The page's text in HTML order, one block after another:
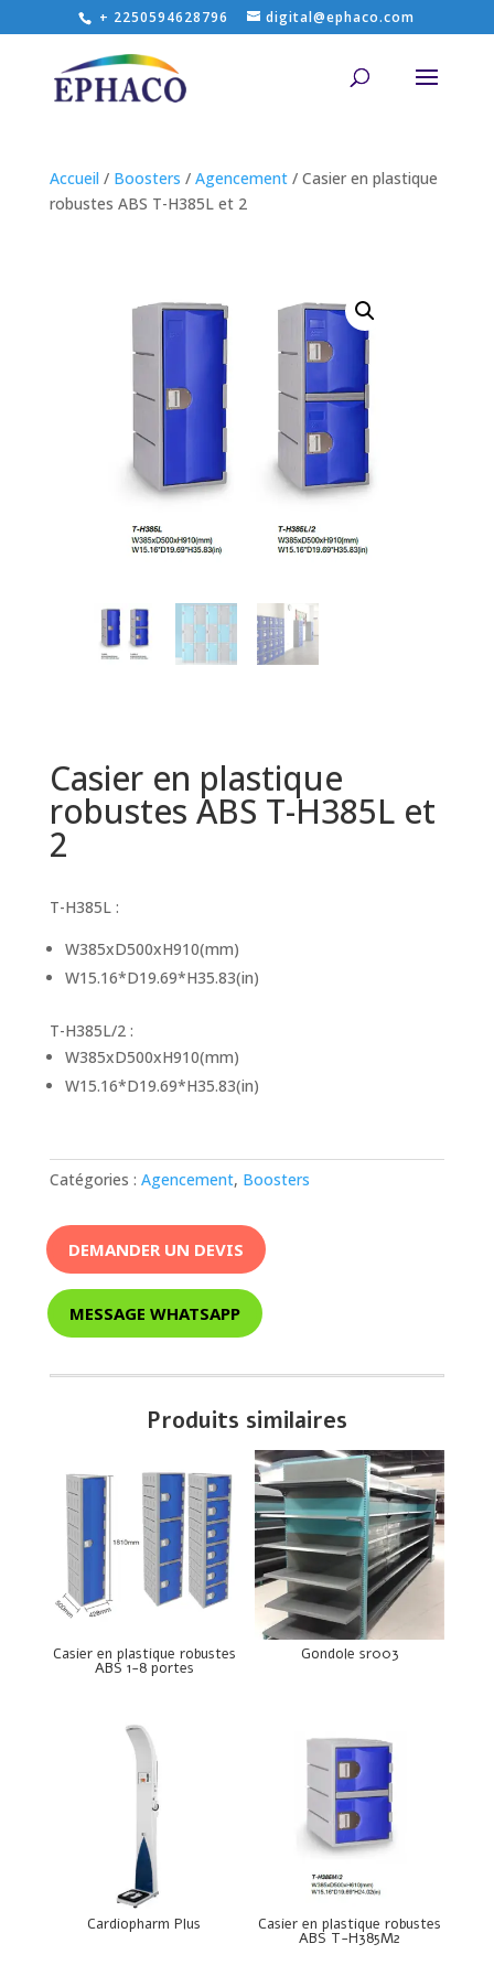
+ 2250594628796 digital@ephaco.com
Accueil / Boosters / Agencement/ Casier en plastique
robustes ABS T-H385L et 2
Casier en plastique
robustes ABS T-H385L et
2
T-H385L :
W385xD500xH910(mm)
W15.16*D19.69*H35.83(in)
T-H385L/2 :
W385xD500xH910(mm)
W15.16*D19.69*H35.83(in)
Catégories : Agencement, Boosters
DEMANDER UN DEVIS
MESSAGE WHATSAPP
Produits similaires
Casier en plastique robustes
ABS 1-8 portes
Gondole sr003
Cardiopharm Plus Casier en plastique robustes
ABS T-H385M2